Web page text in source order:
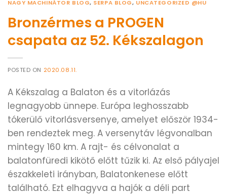
NAGY MACHINÁTOR BLOG, SERPA BLOG, UNCATEGORIZED @HU
Bronzérmes a PROGEN
csapata az 52. Kékszalagon
POSTED ON 2020.08.11.
A Kékszalag a Balaton és a vitorlázás
legnagyobb ünnepe. Európa leghosszabb
tókerülő vitorlásversenye, amelyet először 1934-
ben rendeztek meg. A versenytáv légvonalban
mintegy 160 km. A rajt- és célvonalat a
balatonfüredi kikötő előtt tűzik ki. Az első pályajel
északkeleti irányban, Balatonkenese előtt
található. Ezt elhagyva a hajók a déli part